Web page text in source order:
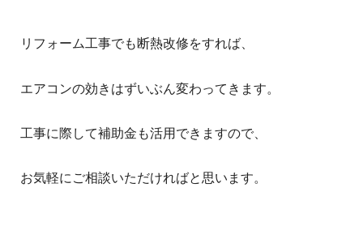
リフォーム工事でも断熱改修をすれば、
エアコンの効きはずいぶん変わってきます。
工事に際して補助金も活用できますので、
お気軽にご相談いただければと思います。